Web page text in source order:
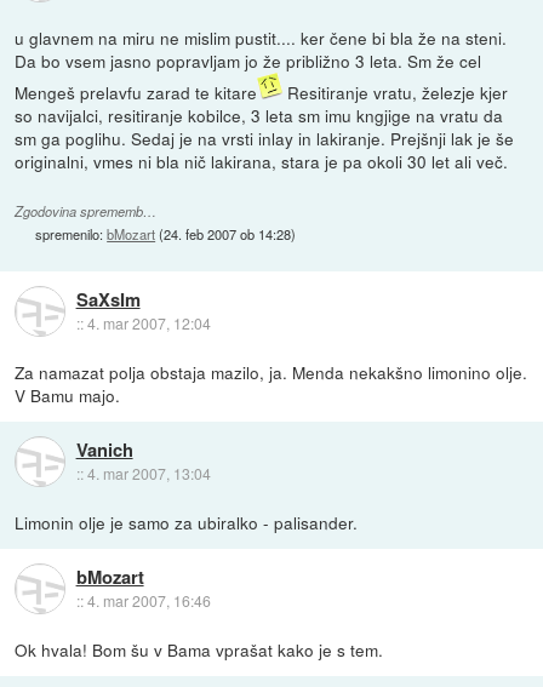
u glavnem na miru ne mislim pustit.... ker čene bi bla že na steni.
Da bo vsem jasno popravljam jo že približno 3 leta. Sm že cel
Mengeš prelavfu zarad te kitare
Resitiranje vratu, železje kjer
so navijalci, resitiranje kobilce, 3 leta sm imu kngjige na vratu da
sm ga poglihu. Sedaj je na vrsti inlay in lakiranje. Prejšnji lak je še
originalni, vmes ni bla nič lakirana, stara je pa okoli 30 let ali več.
Zgodovina sprememb…
spremenilo:bMozart(24. feb 2007 ob 14:28)
SaXsIm
::4. mar 2007, 12:04
Za namazat polja obstaja mazilo, ja. Menda nekakšno limonino olje.
V Bamu majo.
Vanich
::4. mar 2007, 13:04
Limonin olje je samo za ubiralko - palisander.
bMozart
::4. mar 2007, 16:46
Ok hvala! Bom šu v Bama vprašat kako je s tem.